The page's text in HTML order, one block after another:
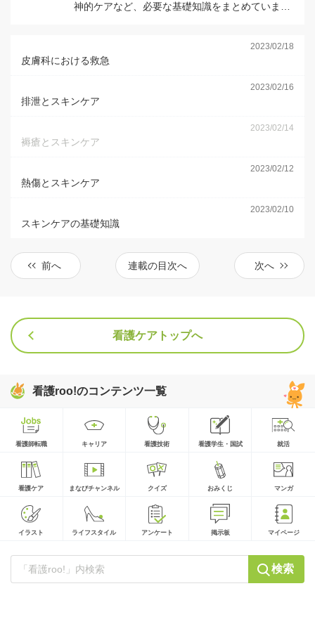
神的ケアなど、必要な基礎知識をまとめていま
2023/02/18
皮膚科における救急
2023/02/16
排泄とスキンケア
2023/02/14
褥瘡とスキンケア
2023/02/12
熱傷とスキンケア
2023/02/10
スキンケアの基礎知識
前へ 連載の目次へ 次へ
看護ケアトップへ
看護roo!のコンテンツ一覧
看護師転職 キャリア 看護技術 看護学生・国試 就活
看護ケア まなびチャンネル クイズ おみくじ マンガ
イラスト ライフスタイル アンケート 掲示板 マイページ
検索